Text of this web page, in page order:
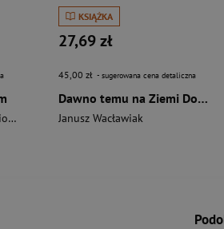
KSIĄŻKA
27,69 zł
45,00 zł - sugerowana cena detaliczna
Dawno temu na Ziemi Dobrzyńskiej
Janusz Wacławiak